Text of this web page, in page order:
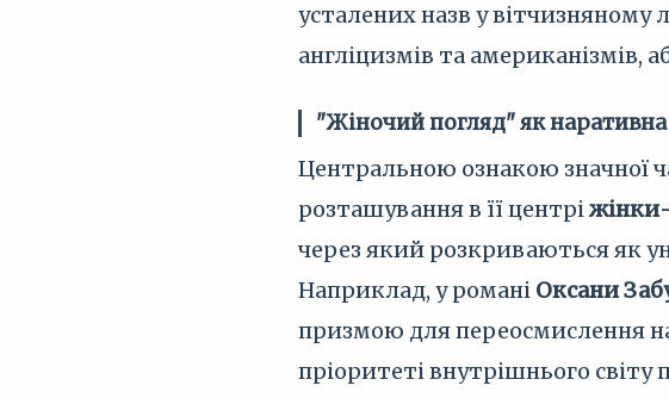
усталених назв у вітчизняному
англіцизмів та американізмів,
"Жіночий погляд" як наративна
Центральною ознакою значної
розташування в її центріжінки-
через який розкриваються як
Наприклад, у романі Оксани
призмою для переосмислення
пріоритеті внутрішнього